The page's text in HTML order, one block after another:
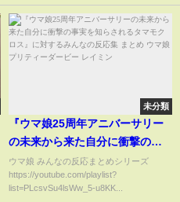
未分類
『ウマ娘25周年アニバーサリー
の未来から来た自分に衝撃の事
実を知らされるタマモクロス』
に対するみんなの反応集 まとめ
ウマ娘プリティーダービー レイ
ウマ娘 みんなの反応まとめシリーズ
https://youtube.com/playlist?
list=PLcsvSu4lsWw_5-u8KK...